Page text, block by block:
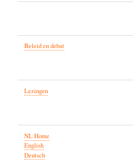
Beleid en debat
Lezingen
NL Home
English
Deutsch